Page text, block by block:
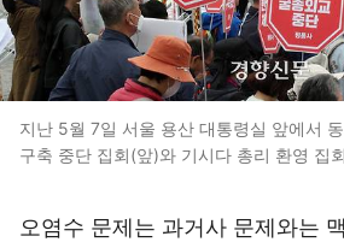
지난 5월 7일 서울 용산 대통령실 앞에서
구축 중단 집회(앞)와 기시다 총리 환영 집
오염수 문제는 과거사 문제와는